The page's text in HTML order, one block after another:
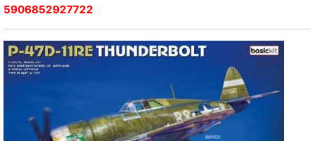
5906852927722